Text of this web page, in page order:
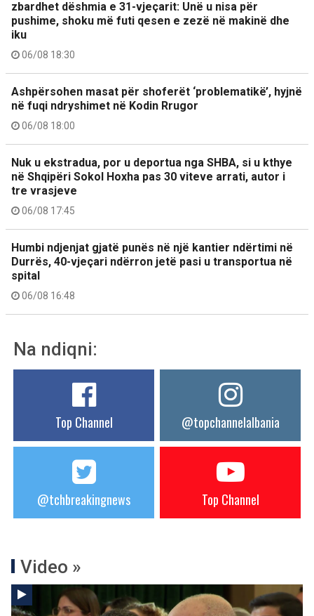
zbardhet dëshmia e 31-vjeçarit: Unë u nisa për
pushime, shoku më futi qesen e zezë në makinë dhe
iku
06/08 18:30
Ashpërsohen masat për shoferët ‘problematikë’, hyjnë
në fuqi ndryshimet në Kodin Rrugor
06/08 18:00
Nuk u ekstradua, por u deportua nga SHBA, si u kthye
në Shqipëri Sokol Hoxha pas 30 viteve arrati, autor i
tre vrasjeve
06/08 17:45
Humbi ndjenjat gjatë punës në një kantier ndërtimi në
Durrës, 40-vjeçari ndërron jetë pasi u transportua në
spital
06/08 16:48
Na ndiqni:
Top Channel @topchannelalbania
@tchbreakingnews Top Channel
Video »